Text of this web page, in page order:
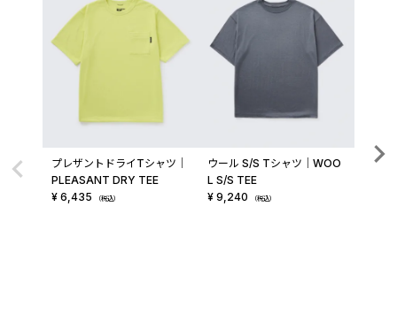
プレザントドライTシャツ│
PLEASANT DRY TEE
¥ 6,435 （税込）
ウール S/S Tシャツ│WOO
L S/S TEE
¥ 9,240 （税込）
ラウ